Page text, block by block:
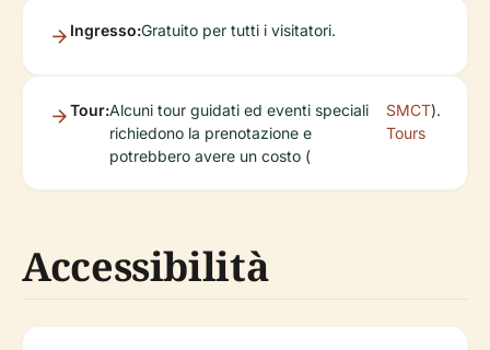
Ingresso:Gratuito per tutti i visitatori.
Tour:Alcuni tour guidati ed eventi speciali
richiedono la prenotazione e
potrebbero avere un costo (
SMCT
Tours
).
Accessibilità